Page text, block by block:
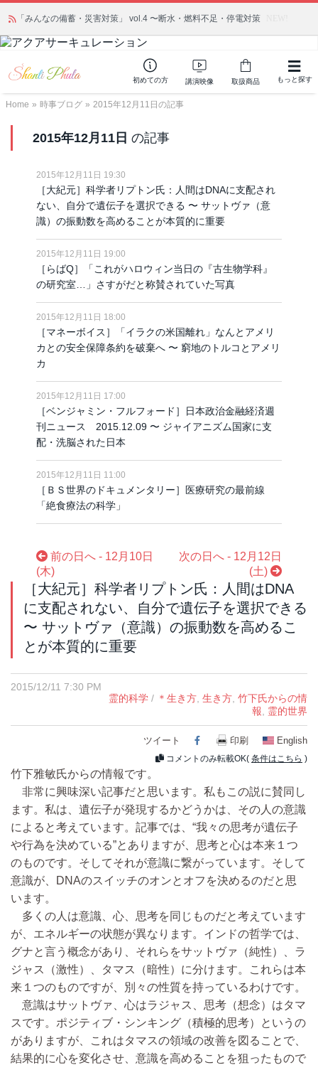
「みんなの備蓄・災害対策」 vol.4 〜断水・燃料不足・停電対策
初めての方 講演映像 取扱商品 もっと探す
Home » 時事ブログ » 2015年12月11日の記事
2015年12月11日 の記事
2015年12月11日 19:30
［大紀元］科学者リプトン氏：人間はDNAに支配され
ない、自分で遺伝子を選択できる 〜 サットヴァ（意
識）の振動数を高めることが本質的に重要
2015年12月11日 19:00
［らばQ］「これがハロウィン当日の『古生物学科』
の研究室…」さすがだと称賛されていた写真
2015年12月11日 18:00
［マネーボイス］「イラクの米国離れ」なんとアメリ
カとの安全保障条約を破棄へ 〜 窮地のトルコとアメリ
カ
2015年12月11日 17:00
［ベンジャミン・フルフォード］日本政治金融経済週
刊ニュース 2015.12.09 〜 ジャイアニズム国家に支
配・洗脳された日本
2015年12月11日 11:00
［ＢＳ世界のドキュメンタリー］医療研究の最前線
「絶食療法の科学」
前の日へ - 12月10日
(木)
次の日へ - 12月12日
(土)
［大紀元］科学者リプトン氏：人間はDNA
に支配されない、自分で遺伝子を選択できる
〜 サットヴァ（意識）の振動数を高めるこ
とが本質的に重要
2015/12/11 7:30 PM
霊的科学 / ＊生き方 生き方 竹下氏からの情
報
霊的世界
ツイート Facebook
印刷 English
コメントのみ転載OK( 条件はこちら )
竹下雅敏氏からの情報です。
非常に興味深い記事だと思います。私もこの説に賛同し
ます。私は、遺伝子が発現するかどうかは、その人の意識
によると考えています。記事では、“我々の思考が遺伝子
や行為を決めている”とありますが、思考と心は本来１つ
のものです。そしてそれが意識に繋がっています。そして
意識が、DNAのスイッチのオンとオフを決めるのだと思
います。
多くの人は意識、心、思考を同じものだと考えています
が、エネルギーの状態が異なります。インドの哲学では、
グナと言う概念があり、それらをサットヴァ（純性）、ラ
ジャス（激性）、タマス（暗性）に分けます。これらは本
来１つのものですが、別々の性質を持っているわけです。
意識はサットヴァ、心はラジャス、思考（想念）はタマ
スです。ポジティブ・シンキング（積極的思考）というの
がありますが、これはタマスの領域の改善を図ることで、
結果的に心を変化させ、意識を高めることを狙ったもので